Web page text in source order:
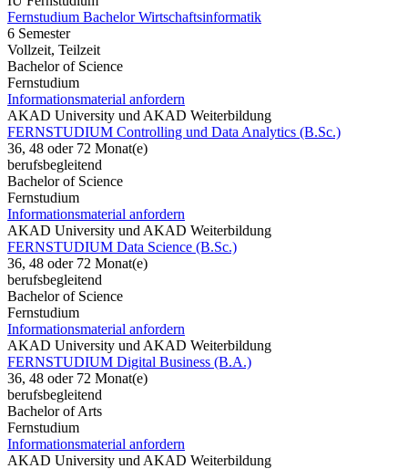
Fernstudium Bachelor Wirtschaftsinformatik
6 Semester
Vollzeit, Teilzeit
Bachelor of Science
Fernstudium
Informationsmaterial anfordern
AKAD University und AKAD Weiterbildung
FERNSTUDIUM Controlling und Data Analytics (B.Sc.)
36, 48 oder 72 Monat(e)
berufsbegleitend
Bachelor of Science
Fernstudium
Informationsmaterial anfordern
AKAD University und AKAD Weiterbildung
FERNSTUDIUM Data Science (B.Sc.)
36, 48 oder 72 Monat(e)
berufsbegleitend
Bachelor of Science
Fernstudium
Informationsmaterial anfordern
AKAD University und AKAD Weiterbildung
FERNSTUDIUM Digital Business (B.A.)
36, 48 oder 72 Monat(e)
berufsbegleitend
Bachelor of Arts
Fernstudium
Informationsmaterial anfordern
AKAD University und AKAD Weiterbildung